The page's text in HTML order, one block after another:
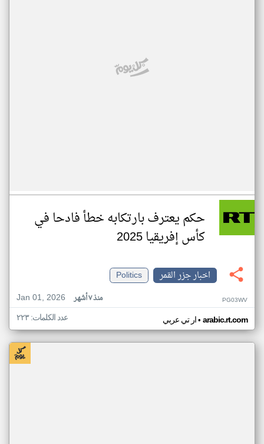
حكم يعترف بارتكابه خطأ فادحا في
كأس إفريقيا 2025
اخبار جزر القمر
Politics
Jan 01, 2026
منذ ٧ أشهر PG03WV
ار تي عربي• arabic.rt.com عدد الكلمات: ٢٢٣